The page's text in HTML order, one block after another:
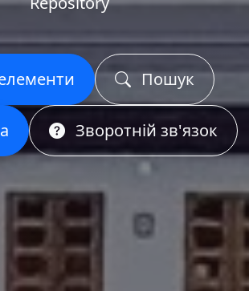
Пошук
Зворотній зв'язок